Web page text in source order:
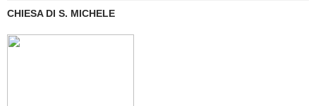
CHIESA DI S. MICHELE